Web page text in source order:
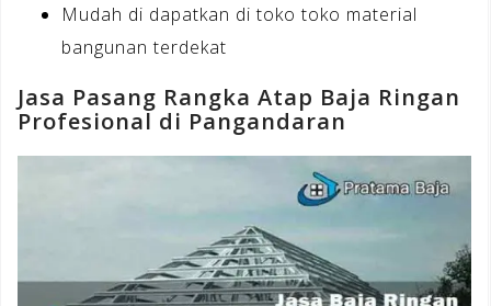
Mudah di dapatkan di toko toko material
bangunan terdekat
Jasa Pasang Rangka Atap Baja Ringan
Profesional di Pangandaran